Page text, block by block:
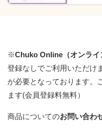
※Chuko Online（オンライ
登録なしでご利用いただけ
が必要となっております。
ます(会員登録料無料）
商品についてのお問い合わ